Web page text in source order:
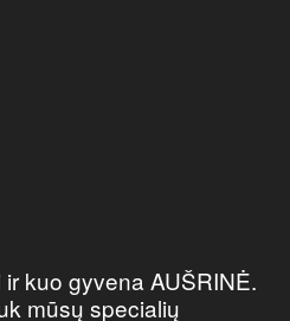
kuo gyvena AUŠRINĖ.
mūsų specialių